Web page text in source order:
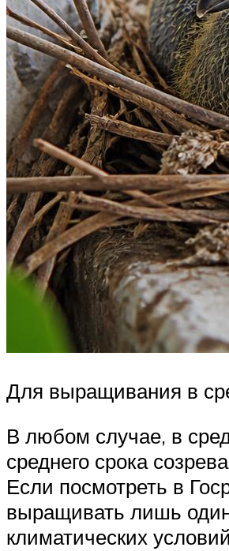
Для выращивания в
В любом случае, в
среднего срока
Если посмотреть в
выращивать лишь
климатических